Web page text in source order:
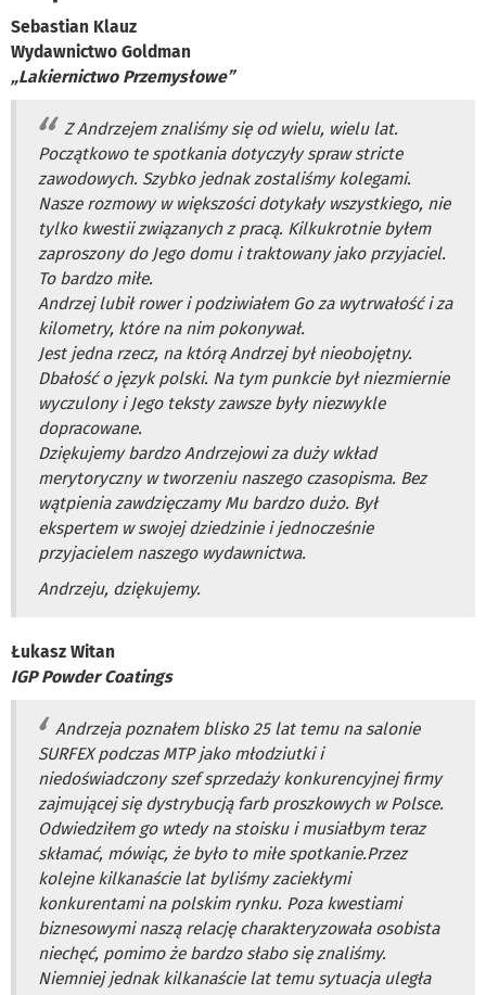
Sebastian Klauz
Wydawnictwo Goldman
„Lakiernictwo Przemysłowe”
Z Andrzejem znaliśmy się od wielu, wielu lat.
Początkowo te spotkania dotyczyły spraw stricte
zawodowych. Szybko jednak zostaliśmy kolegami.
Nasze rozmowy w większości dotykały wszystkiego, nie
tylko kwestii związanych z pracą. Kilkukrotnie byłem
zaproszony do Jego domu i traktowany jako przyjaciel.
To bardzo miłe.
Andrzej lubił rower i podziwiałem Go za wytrwałość i za
kilometry, które na nim pokonywał.
Jest jedna rzecz, na którą Andrzej był nieobojętny.
Dbałość o język polski. Na tym punkcie był niezmiernie
wyczulony i Jego teksty zawsze były niezwykle
dopracowane.
Dziękujemy bardzo Andrzejowi za duży wkład
merytoryczny w tworzeniu naszego czasopisma. Bez
wątpienia zawdzięczamy Mu bardzo dużo. Był
ekspertem w swojej dziedzinie i jednocześnie
przyjacielem naszego wydawnictwa.
Andrzeju, dziękujemy.
Łukasz Witan
IGP Powder Coatings
Andrzeja poznałem blisko 25 lat temu na salonie
SURFEX podczas MTP jako młodziutki i
niedoświadczony szef sprzedaży konkurencyjnej firmy
zajmującej się dystrybucją farb proszkowych w Polsce.
Odwiedziłem go wtedy na stoisku i musiałbym teraz
skłamać, mówiąc, że było to miłe spotkanie.Przez
kolejne kilkanaście lat byliśmy zaciekłymi
konkurentami na polskim rynku. Poza kwestiami
biznesowymi naszą relację charakteryzowała osobista
niechęć, pomimo że bardzo słabo się znaliśmy.
Niemniej jednak kilkanaście lat temu sytuacja uległa